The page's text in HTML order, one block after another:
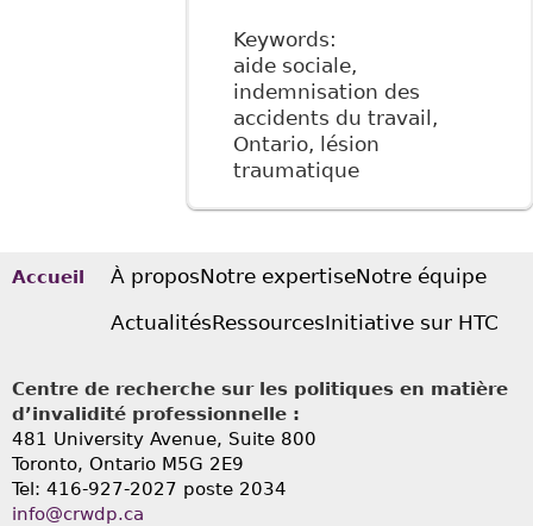
Keywords:
aide sociale,
indemnisation des
accidents du travail,
Ontario, lésion
traumatique
Accueil À proposNotre expertiseNotre équipe
ActualitésRessourcesInitiative sur HTC
Centre de recherche sur les politiques en matière
d’invalidité professionnelle :
481 University Avenue, Suite 800
Toronto, Ontario M5G 2E9
Tel: 416-927-2027 poste 2034
info@crwdp.ca